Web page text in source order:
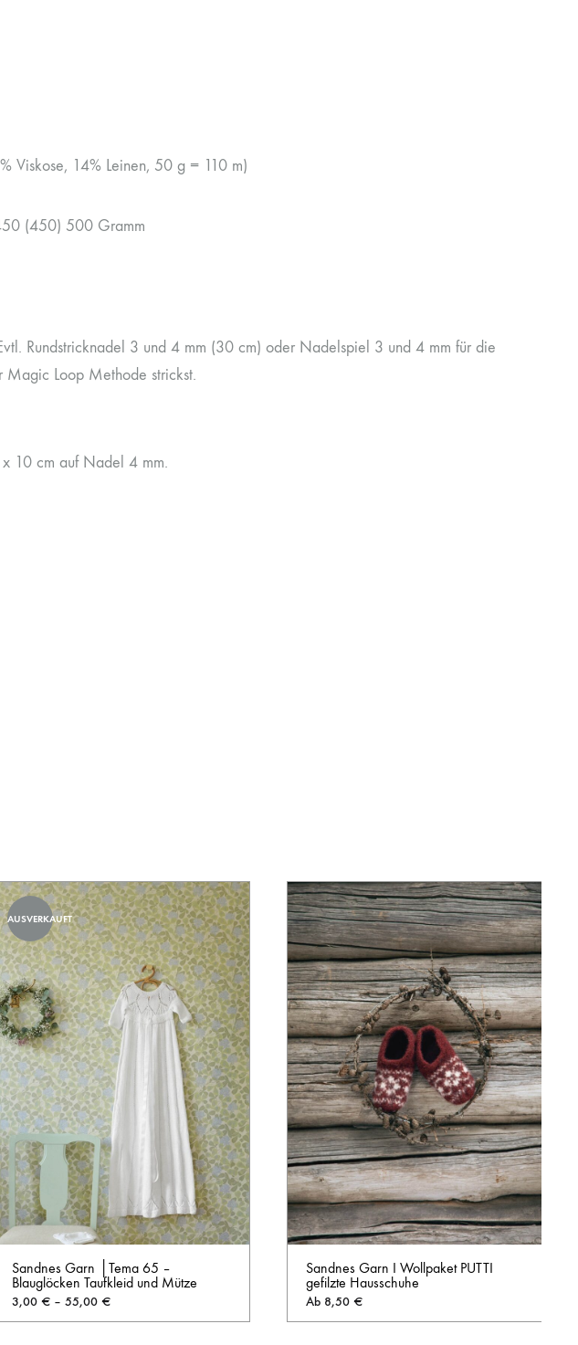
Viskose, 14% Leinen, 50 g = 110 m)
(450) 500 Gramm
Rundstricknadel 3 und 4 mm (30 cm) oder Nadelspiel 3 und 4 mm für die
Magic Loop Methode strickst.
10 cm auf Nadel 4 mm.
AUSVERKAUFT
Sandnes Garn │Tema 65 –
Blauglöcken Taufkleid und Mütze
3,00€ –55,00€
Sandnes Garn I Wollpaket PUTTI
gefilzte Hausschuhe
Ab 8,50 €